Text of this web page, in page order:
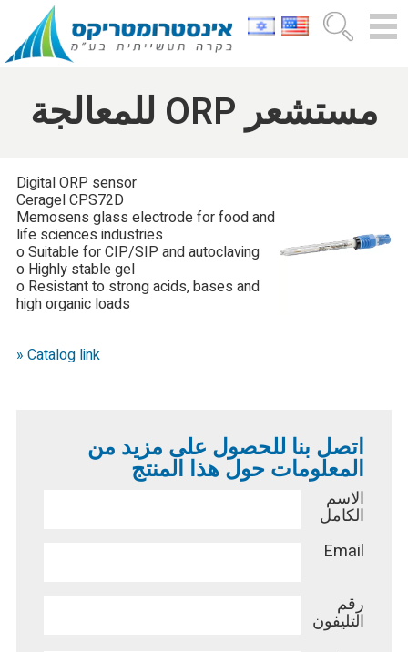
مستشعر ORP للمعالجة
Digital ORP sensor
Ceragel CPS72D
Memosens glass electrode for food and
life sciences industries
o Suitable for CIP/SIP and autoclaving
o Highly stable gel
o Resistant to strong acids, bases and
high organic loads
» Catalog link
اتصل بنا للحصول على مزيد من
المعلومات حول هذا المنتج
الاسم
الكامل
Email
رقم
التليفون